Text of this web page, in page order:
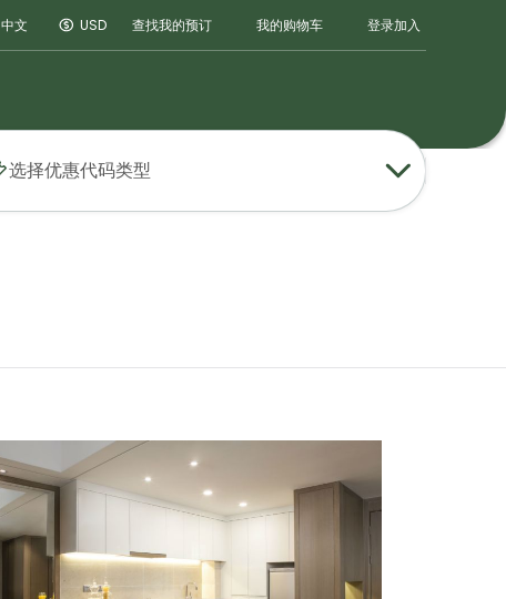
中文 USD 查找我的预订 我的购物车 登录加入
选择优惠代码类型